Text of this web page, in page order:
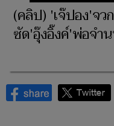
(คลิป) 'เจ๊ปอง'จ
ซัด'อุ๊งอิ๊งค์'พ่อจำ